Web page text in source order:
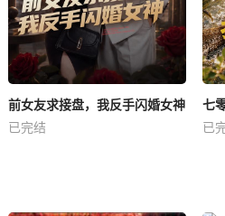
前女友求接盘，我反手闪婚女神
已完结
七
已